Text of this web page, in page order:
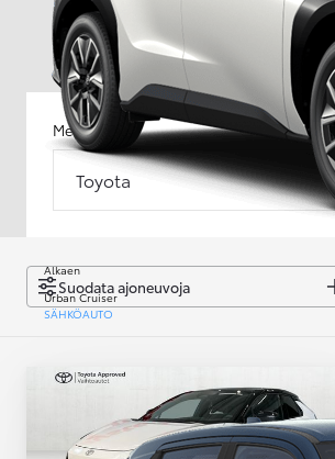
Alkaen
Urban Cruiser
SÄHKÖAUTO
Merkki
Toyota
Suodata ajoneuvoja